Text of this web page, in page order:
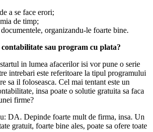
a se face erori;
de timp;
documentele, organizandu-le foarte bine.
sau program cu plata?
in lumea afacerilor isi vor pune o serie
intrebari este referitoare la tipul programului
sa il foloseasca. Cel mai tentant este un
insa poate o solutie gratuita sa faca
firme?
DA. Depinde foarte mult de firma, insa. Un
gratuit, foarte bine ales, poate sa ofere toate